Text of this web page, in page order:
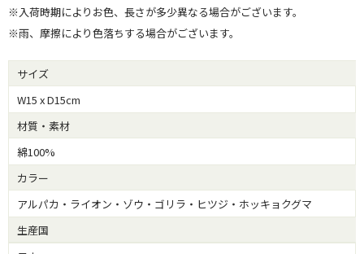
※入荷時期によりお色、長さが多少異なる場合がございます。
※雨、摩擦により色落ちする場合がございます。
サイズ
W15 x D15cm
材質・素材
綿100%
カラー
アルパカ・ライオン・ゾウ・ゴリラ・ヒツジ・ホッキョクグマ
生産国